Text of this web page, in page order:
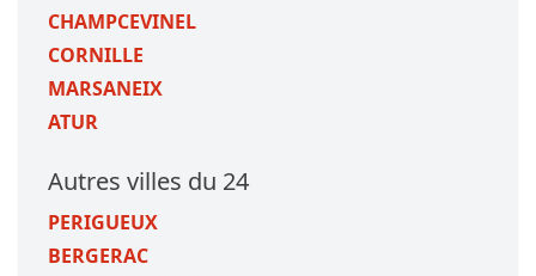
CHAMPCEVINEL
CORNILLE
MARSANEIX
ATUR
Autres villes du 24
PERIGUEUX
BERGERAC